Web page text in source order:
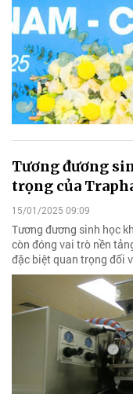
Tương đương
trọng của
15/01/2025 09:09
Tương đương sinh học
còn đóng vai trò nền
đặc biệt quan trọng đối